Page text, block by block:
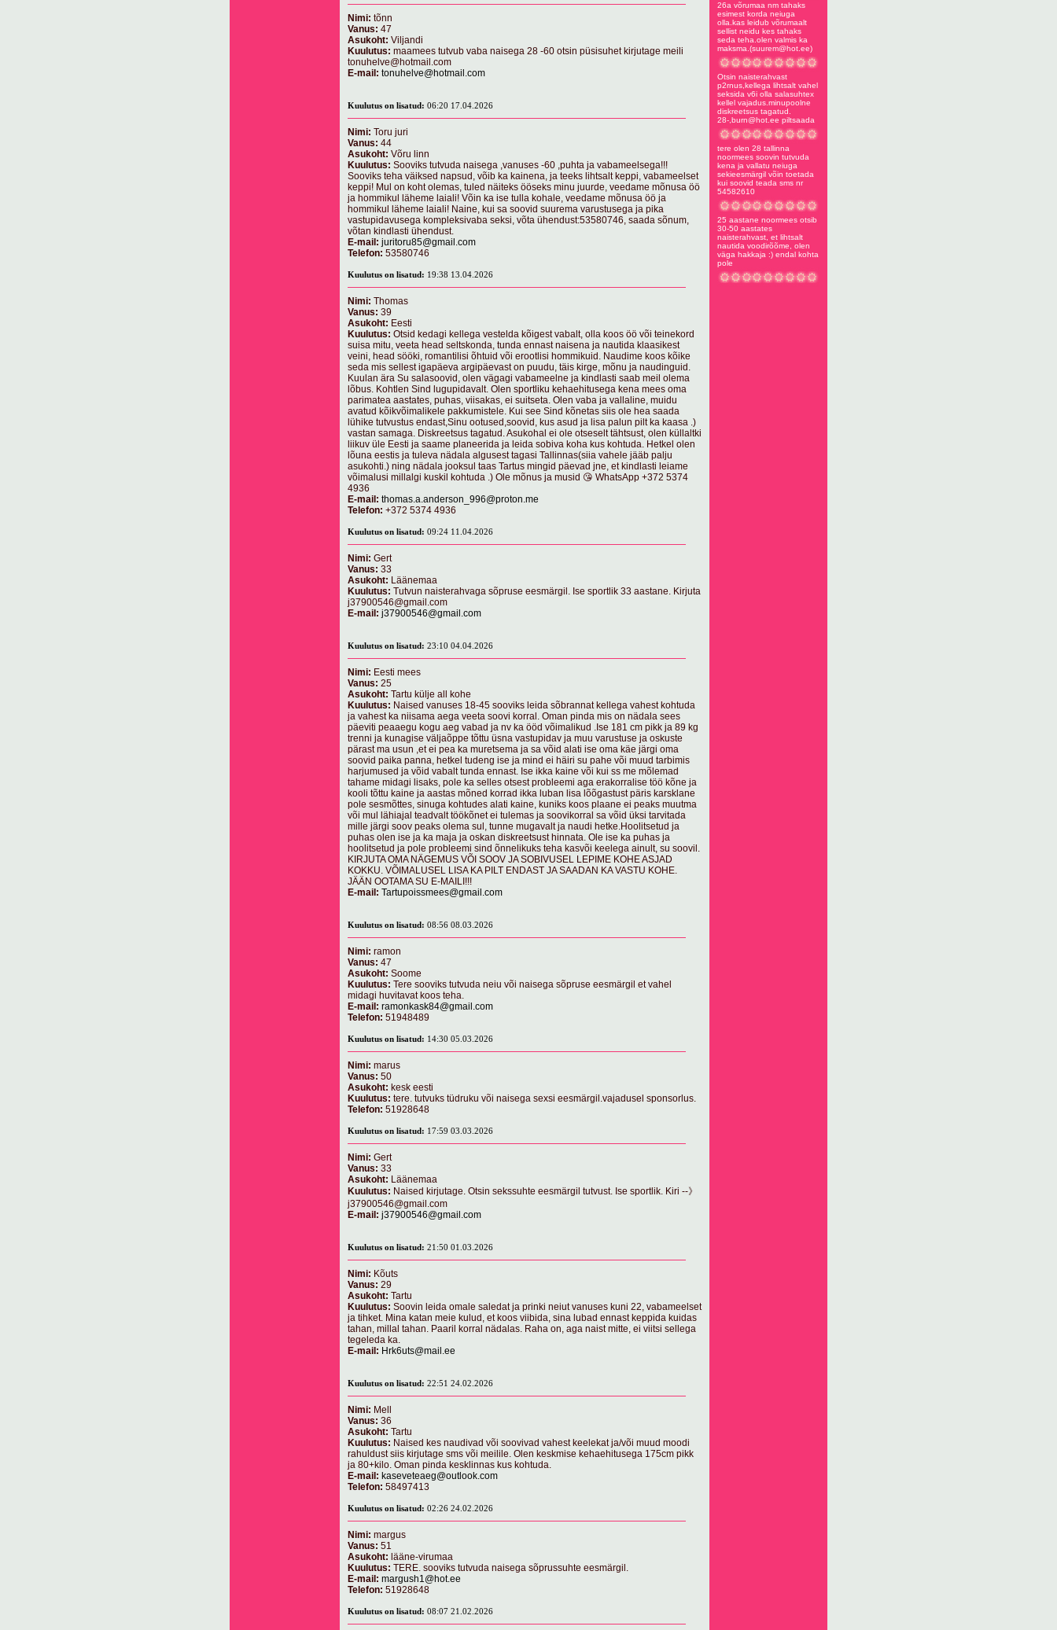
Nimi: tõnn
Vanus: 47
Asukoht: Viljandi
Kuulutus: maamees tutvub vaba naisega 28 -60 otsin püsisuhet kirjutage meili
tonuhelve@hotmail.com
E-mail: tonuhelve@hotmail.com
Kuulutus on lisatud: 06:20 17.04.2026
Nimi: Toru juri
Vanus: 44
Asukoht: Võru linn
Kuulutus: Sooviks tutvuda naisega ,vanuses -60 ,puhta ja vabameelsega!!!
Sooviks teha väiksed napsud, võib ka kainena, ja teeks lihtsalt keppi, vabameelset
keppi! Mul on koht olemas, tuled näiteks ööseks minu juurde, veedame mõnusa öö
ja hommikul läheme laiali! Võin ka ise tulla kohale, veedame mõnusa öö ja
hommikul läheme laiali! Naine, kui sa soovid suurema varustusega ja pika
vastupidavusega kompleksivaba seksi, võta ühendust:53580746, saada sõnum,
võtan kindlasti ühendust.
E-mail: juritoru85@gmail.com
Telefon: 53580746
Kuulutus on lisatud: 19:38 13.04.2026
Nimi: Thomas
Vanus: 39
Asukoht: Eesti
Kuulutus: Otsid kedagi kellega vestelda kõigest vabalt, olla koos öö või teinekord
suisa mitu, veeta head seltskonda, tunda ennast naisena ja nautida klaasikest
veini, head sööki, romantilisi õhtuid või erootlisi hommikuid. Naudime koos kõike
seda mis sellest igapäeva argipäevast on puudu, täis kirge, mõnu ja naudinguid.
Kuulan ära Su salasoovid, olen vägagi vabameelne ja kindlasti saab meil olema
lõbus. Kohtlen Sind lugupidavalt. Olen sportliku kehaehitusega kena mees oma
parimatea aastates, puhas, viisakas, ei suitseta. Olen vaba ja vallaline, muidu
avatud kõikvõimalikele pakkumistele. Kui see Sind kõnetas siis ole hea saada
lühike tutvustus endast,Sinu ootused,soovid, kus asud ja lisa palun pilt ka kaasa .)
vastan samaga. Diskreetsus tagatud. Asukohal ei ole otseselt tähtsust, olen küllaltki
liikuv üle Eesti ja saame planeerida ja leida sobiva koha kus kohtuda. Hetkel olen
lõuna eestis ja tuleva nädala algusest tagasi Tallinnas(siia vahele jääb palju
asukohti.) ning nädala jooksul taas Tartus mingid päevad jne, et kindlasti leiame
võimalusi millalgi kuskil kohtuda .) Ole mõnus ja musid 😘 WhatsApp +372 5374
4936
E-mail: thomas.a.anderson_996@proton.me
Telefon: +372 5374 4936
Kuulutus on lisatud: 09:24 11.04.2026
Nimi: Gert
Vanus: 33
Asukoht: Läänemaa
Kuulutus: Tutvun naisterahvaga sõpruse eesmärgil. Ise sportlik 33 aastane. Kirjuta
j37900546@gmail.com
E-mail: j37900546@gmail.com
Kuulutus on lisatud: 23:10 04.04.2026
Nimi: Eesti mees
Vanus: 25
Asukoht: Tartu külje all kohe
Kuulutus: Naised vanuses 18-45 sooviks leida sõbrannat kellega vahest kohtuda
ja vahest ka niisama aega veeta soovi korral. Oman pinda mis on nädala sees
päeviti peaaegu kogu aeg vabad ja nv ka ööd võimalikud .Ise 181 cm pikk ja 89 kg
trenni ja kunagise väljaõppe tõttu üsna vastupidav ja muu varustuse ja oskuste
pärast ma usun ,et ei pea ka muretsema ja sa võid alati ise oma käe järgi oma
soovid paika panna, hetkel tudeng ise ja mind ei häiri su pahe või muud tarbimis
harjumused ja võid vabalt tunda ennast. Ise ikka kaine või kui ss me mõlemad
tahame midagi lisaks, pole ka selles otsest probleemi aga erakorralise töö kõne ja
kooli tõttu kaine ja aastas mõned korrad ikka luban lisa lõõgastust päris karsklane
pole sesmõttes, sinuga kohtudes alati kaine, kuniks koos plaane ei peaks muutma
või mul lähiajal teadvalt töökõnet ei tulemas ja soovikorral sa võid üksi tarvitada
mille järgi soov peaks olema sul, tunne mugavalt ja naudi hetke.Hoolitsetud ja
puhas olen ise ja ka maja ja oskan diskreetsust hinnata. Ole ise ka puhas ja
hoolitsetud ja pole probleemi sind õnnelikuks teha kasvõi keelega ainult, su soovil.
KIRJUTA OMA NÄGEMUS VÕI SOOV JA SOBIVUSEL LEPIME KOHE ASJAD
KOKKU. VÕIMALUSEL LISA KA PILT ENDAST JA SAADAN KA VASTU KOHE.
JÄÄN OOTAMA SU E-MAILI!!!
E-mail: Tartupoissmees@gmail.com
Kuulutus on lisatud: 08:56 08.03.2026
Nimi: ramon
Vanus: 47
Asukoht: Soome
Kuulutus: Tere sooviks tutvuda neiu või naisega sõpruse eesmärgil et vahel
midagi huvitavat koos teha.
E-mail: ramonkask84@gmail.com
Telefon: 51948489
Kuulutus on lisatud: 14:30 05.03.2026
Nimi: marus
Vanus: 50
Asukoht: kesk eesti
Kuulutus: tere. tutvuks tüdruku või naisega sexsi eesmärgil.vajadusel sponsorlus.
Telefon: 51928648
Kuulutus on lisatud: 17:59 03.03.2026
Nimi: Gert
Vanus: 33
Asukoht: Läänemaa
Kuulutus: Naised kirjutage. Otsin sekssuhte eesmärgil tutvust. Ise sportlik. Kiri --》
j37900546@gmail.com
E-mail: j37900546@gmail.com
Kuulutus on lisatud: 21:50 01.03.2026
Nimi: Kõuts
Vanus: 29
Asukoht: Tartu
Kuulutus: Soovin leida omale saledat ja prinki neiut vanuses kuni 22, vabameelset
ja tihket. Mina katan meie kulud, et koos viibida, sina lubad ennast keppida kuidas
tahan, millal tahan. Paaril korral nädalas. Raha on, aga naist mitte, ei viitsi sellega
tegeleda ka.
E-mail: Hrk6uts@mail.ee
Kuulutus on lisatud: 22:51 24.02.2026
Nimi: Mell
Vanus: 36
Asukoht: Tartu
Kuulutus: Naised kes naudivad või soovivad vahest keelekat ja/või muud moodi
rahuldust siis kirjutage sms või meilile. Olen keskmise kehaehitusega 175cm pikk
ja 80+kilo. Oman pinda kesklinnas kus kohtuda.
E-mail: kaseveteaeg@outlook.com
Telefon: 58497413
Kuulutus on lisatud: 02:26 24.02.2026
Nimi: margus
Vanus: 51
Asukoht: lääne-virumaa
Kuulutus: TERE. sooviks tutvuda naisega sõprussuhte eesmärgil.
E-mail: margush1@hot.ee
Telefon: 51928648
Kuulutus on lisatud: 08:07 21.02.2026
26a võrumaa nm tahaks
esimest korda neiuga
olla.kas leidub võrumaalt
sellist neidu kes tahaks
seda teha.olen valmis ka
maksma.(suurem@hot.ee)
Otsin naisterahvast
p2rnus,kellega lihtsalt vahel
seksida v6i olla salasuhtex
kellel vajadus.minupoolne
diskreetsus tagatud.
28-, burn@hot.ee piltsaada
tere olen 28 tallinna
noormees soovin tutvuda
kena ja vallatu neiuga
sekieesmärgil võin toetada
kui soovid teada sms nr
54582610
25 aastane noormees otsib
30-50 aastates
naisterahvast, et lihtsalt
nautida voodirõõme, olen
väga hakkaja :) endal kohta
pole